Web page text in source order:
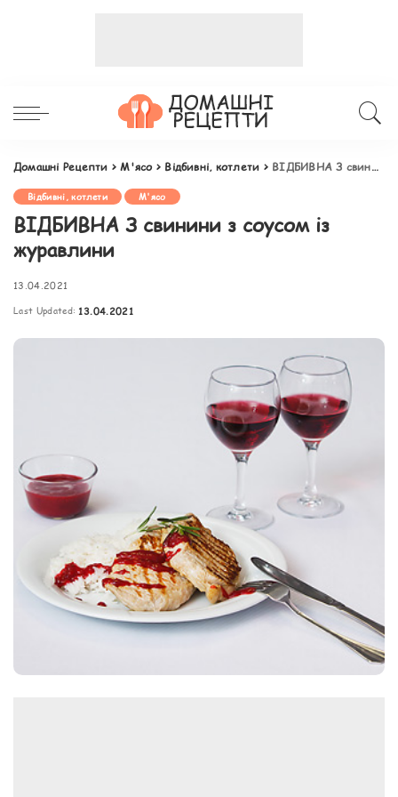
Домашні Рецепти >М'ясо> Відбивні, котлети > ВІДБИВНА З свинини з соусом із журавлини
Відбивні, котлети М'ясо
ВІДБИВНА З свинини з соусом із
журавлини
13.04.2021
Last Updated: 13.04.2021